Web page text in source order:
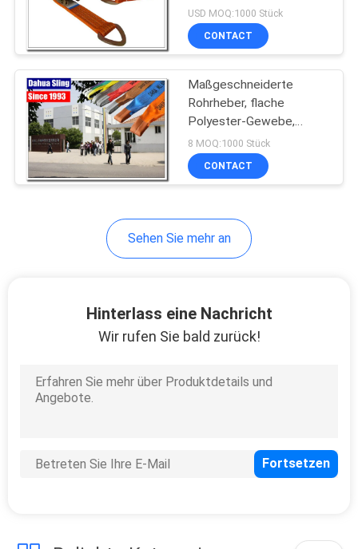
Doppel J Haken
USD MOQ:1000 Stück
CONTACT
Maßgeschneiderte
Rohrheber, flache
Polyester-Gewebe,
Säurebeständig.
8 MOQ:1000 Stück
CONTACT
Sehen Sie mehr an
Hinterlass eine Nachricht
Wir rufen Sie bald zurück!